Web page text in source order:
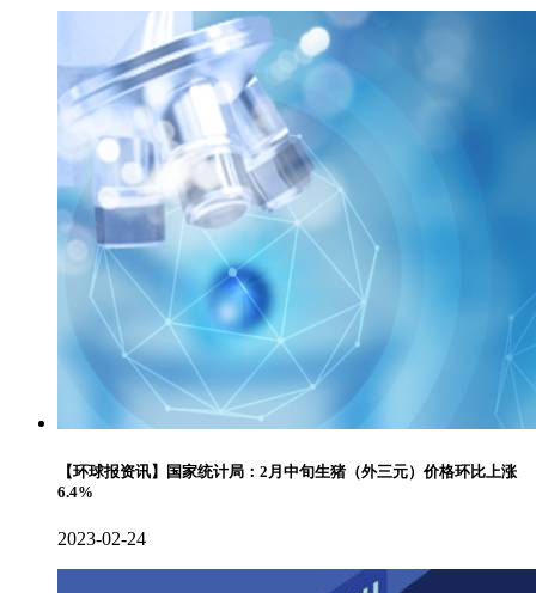
【环球报资讯】国家统计局：2月中旬生猪（外三元）价格环比上涨
6.4%
2023-02-24